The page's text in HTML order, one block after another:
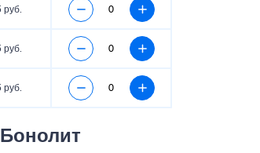
руб.
руб.
руб.